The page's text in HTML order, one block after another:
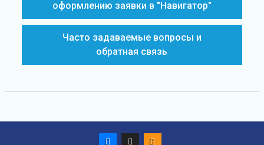
оформлению заявки в "Навигатор"
Часто задаваемые вопросы и
обратная связь